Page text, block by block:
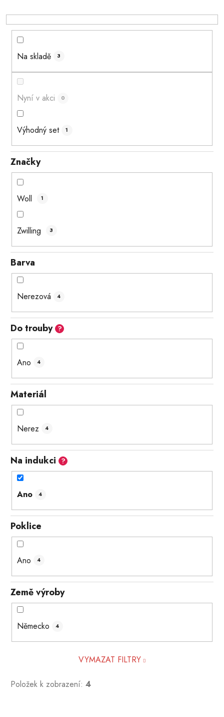
k
t
Na skladě 3
Nyní v akci 0
Výhodný set 1
Značky
Woll 1
Zwilling 3
Barva
Nerezová 4
Do trouby ?
Ano 4
Materiál
Nerez 4
Na indukci ?
Ano 4
Poklice
Ano 4
Země výroby
Německo 4
VYMAZAT FILTRY
Položek k zobrazení: 4